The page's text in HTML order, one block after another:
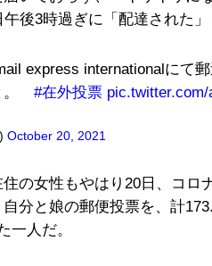
後3時過ぎに「配達された」
express internationalにて
。 #在外投票 pic.twitter.com/
October 20, 2021
の女性もやはり20日、コロ
分と娘の郵便投票を、計
一人だ。